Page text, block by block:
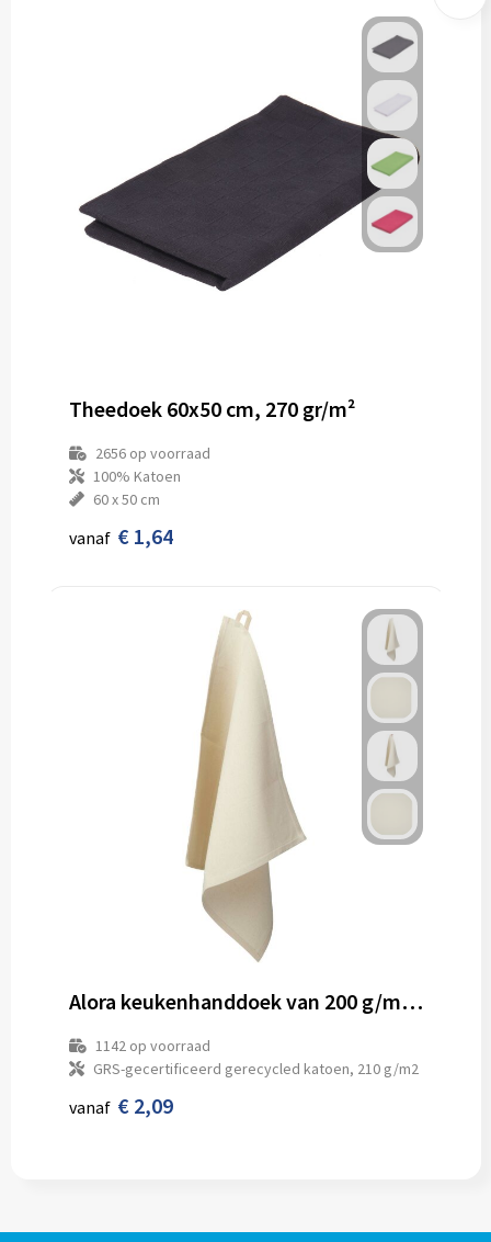
Theedoek 60x50 cm, 270 gr/m²
2656op voorraad
100% Katoen
60 x 50 cm
vanaf € 1,64
Alora keukenhanddoek van 200 g/m² gerecycled katoen
1142op voorraad
GRS-gecertificeerd gerecycled katoen, 210 g/m2
vanaf € 2,09